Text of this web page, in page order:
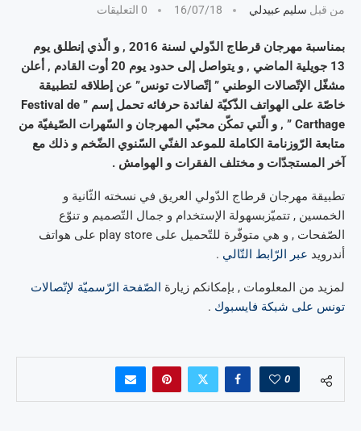
من قبل سليم عبيدلي 16/07/18 0 التعليقات
بمناسبة مهرجان قرطاج الدّولي لسنة 2016 , و الّذي إنطلق يوم
13 جويلية الماضي , و يتواصل إلى حدود يوم 20 أوت القادم , أعلن
مشغّل الإتّصالات الوطني ” إتّصالات تونس” عن إطلاقه لتطبيقة
خاصّة على الهواتف الذّكيّة لفائدة حرفائه تحمل إسم ” Festival de
Carthage ” , و الّتي تمكّن محبّي المهرجان و السّهرات الصّيفيّة من
متابعة الرّوزنامة الكاملة للموعد الفنّي السّنوي الضّخم و ذلك مع
آخر المستجدّات و مختلف الفقرات و الهوامش .
تطبيقة مهرجان قرطاج الدّولي العريق في نسخته الثّانية و
الخمسين , تتميّزبسهولة الإستخدام و جمال التّصميم و تنوّع
الصّفحات , و هي متوفّرة للتّحميل على play store على هواتف
أندرويد عبر الرّابط التّالي .
لمزيد من المعلومات , بإمكانكم زيارة الصّفحة الرّسميّة لإتّصالات
تونس على شبكة فايسبوك .
0